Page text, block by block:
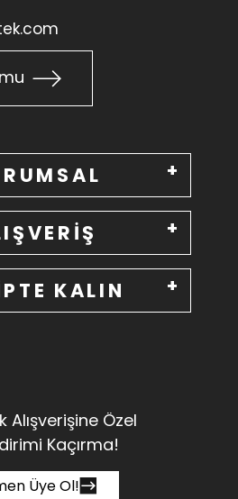
KALIN
Alışverişine Özel
Kaçırma!
Üye Ol!